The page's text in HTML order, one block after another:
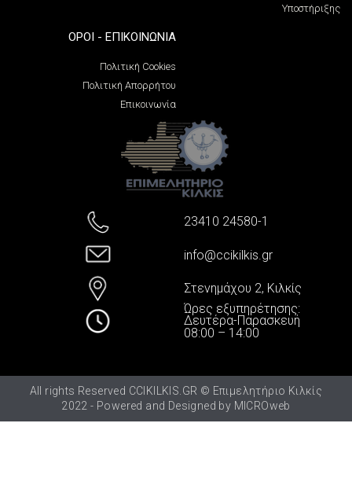
Υποστήριξης
ΌΡΟΙ - ΕΠΙΚΟΙΝΩΝΊΑ
Πολιτική Cookies
Πολιτική Απορρήτου
Επικοινωνία
23410 24580-1
info@ccikilkis.gr
Στενημάχου 2, Κιλκίς
Ώρες εξυπηρέτησης:
Δευτέρα-Παρασκευή
08:00 – 14:00
All rights Reserved CCIKILKIS.GR © Επιμελητήριο Κιλκίς
2022 - Powered and Designed by MICROweb